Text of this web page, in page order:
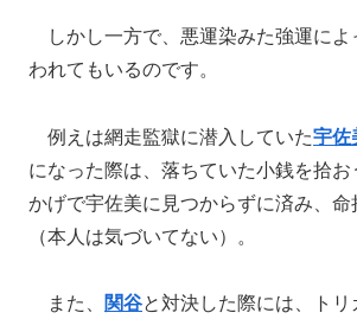
しかし一方で、悪運染みた強運に
われてもいるのです。
例えは網走監獄に潜入していた宇佐
になった際は、落ちていた小銭を拾
かげで宇佐美に見つからずに済み、
（本人は気づいてない）。
また、 関谷と対決した際には、ト